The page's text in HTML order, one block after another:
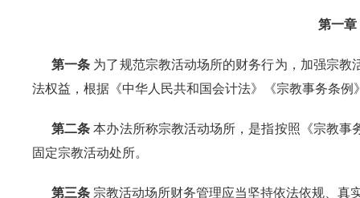
第一章
第一条 为了规范宗教活动场所的财务行为，加强宗
法权益，根据《中华人民共和国会计法》《宗教事务条例
第二条本办法所称宗教活动场所，是指按照《宗教
固定宗教活动处所。
第三条 宗教活动场所财务管理应当坚持依法依规、真